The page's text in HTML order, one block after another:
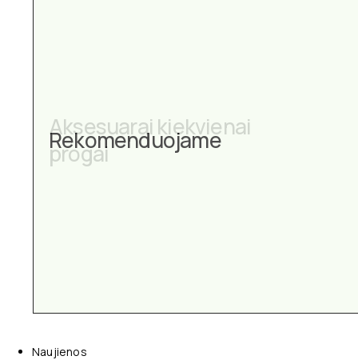
Aksesuarai kiekvienai
progai
Naujienos